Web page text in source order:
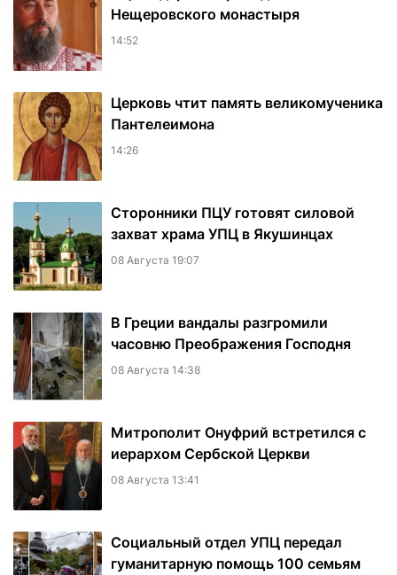
Нещеровского монастыря
14:52
Церковь чтит память великомученика
Пантелеимона
14:26
Сторонники ПЦУ готовят силовой
захват храма УПЦ в Якушинцах
08 Августа 19:07
В Греции вандалы разгромили
часовню Преображения Господня
08 Августа 14:38
Митрополит Онуфрий встретился с
иерархом Сербской Церкви
08 Августа 13:41
Социальный отдел УПЦ передал
гуманитарную помощь 100 семьям